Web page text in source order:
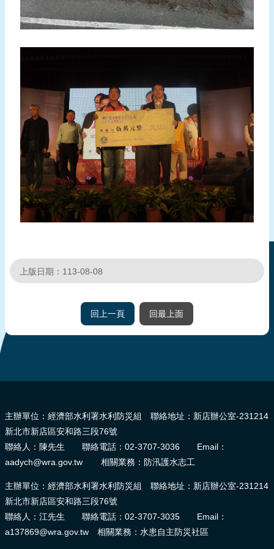
上版日期：113-08-08
回上一頁 回最上面
主辦單位：經濟部水利署水利防災組 聯絡地址：新店辦公室-231214
新北市新店區安和路三段76號
聯絡人：陳先生 聯絡電話：02-3707-3036 Email：
aadych@wra.gov.tw 相關業務：防汛護水志工
主辦單位：經濟部水利署水利防災組 聯絡地址：新店辦公室-231214
新北市新店區安和路三段76號
聯絡人：江先生 聯絡電話：02-3707-3035 Email：
a137869@wra.gov.tw 相關業務：水患自主防災社區